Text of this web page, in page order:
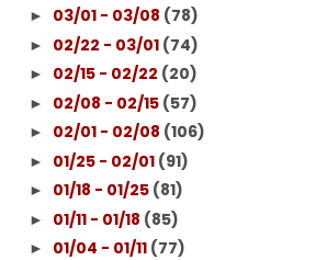
► 03/01 - 03/08 (78)
► 02/22 - 03/01 (74)
► 02/15 - 02/22 (20)
► 02/08 - 02/15 (57)
► 02/01 - 02/08 (106)
► 01/25 - 02/01 (91)
► 01/18 - 01/25 (81)
► 01/11 - 01/18 (85)
► 01/04 - 01/11 (77)